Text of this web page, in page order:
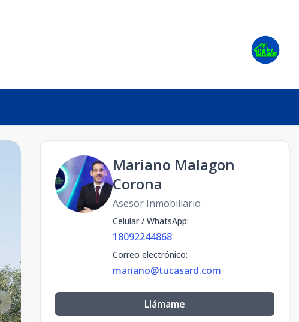
Mariano Malagon
Corona
Asesor Inmobiliario
Celular / WhatsApp:
18092244868
Correo electrónico:
mariano@tucasard.com
Llámame